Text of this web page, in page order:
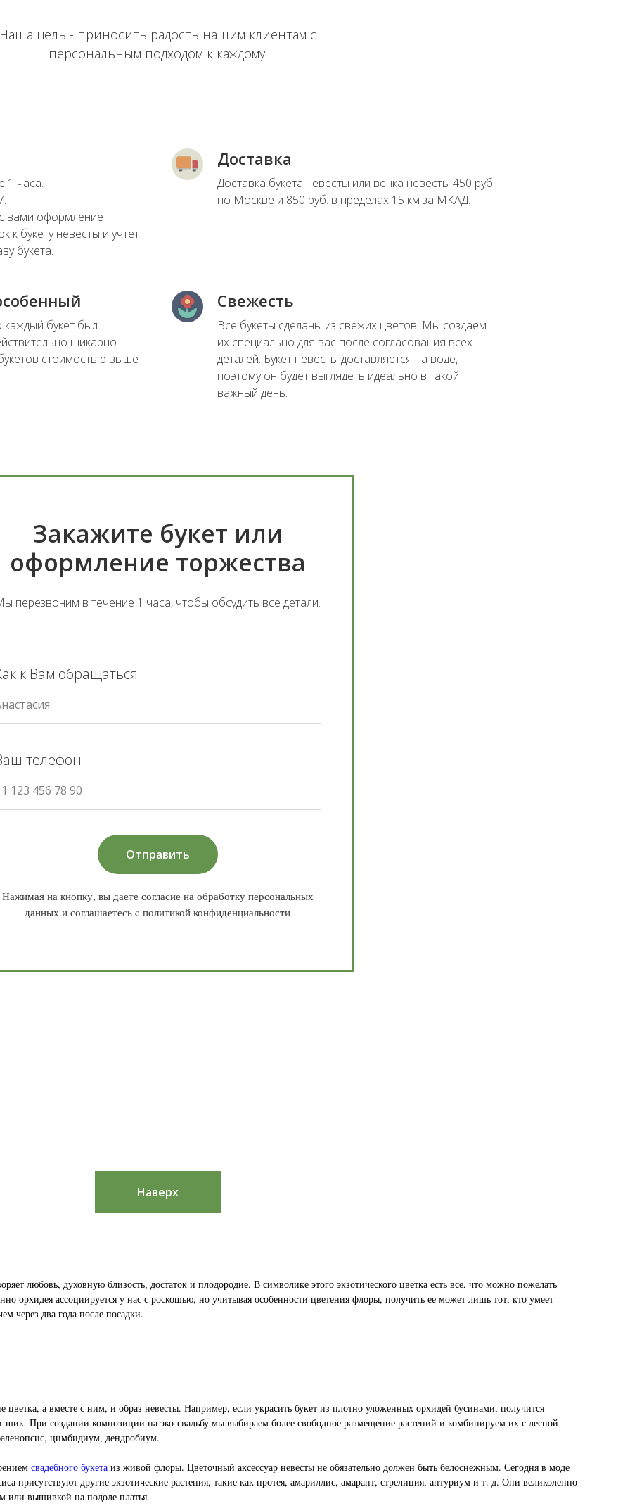
цель - приносить радость нашим клиентам с
персональным подходом к каждому.
1 часа.
вами оформление
к букету невесты и учтет
букета.
Доставка
Доставка букета невесты или венка невесты 450 руб.
по Москве и 850 руб. в пределах 15 км за МКАД.
букет был
шикарно.
стоимостью выше
Свежесть
Все букеты сделаны из свежих цветов. Мы создаем
их специально для вас после согласования всех
деталей. Букет невесты доставляется на воде,
поэтому он будет выглядеть идеально в такой
важный день.
Закажите букет или
оформление торжества
перезвоним в течение 1 часа, чтобы обсудить все детали.
к Вам обращаться
телефон
123 456 78 90
Отправить
Нажимая на кнопку, вы даете согласие на обработку персональных
данных и соглашаетесь c политикой конфиденциальности
Наверх
любовь, духовную близость, достаток и плодородие. В символике этого экзотического цветка есть все, что можно пожелать
орхидея ассоциируется у нас с роскошью, но учитывая особенности цветения флоры, получить ее может лишь тот, кто умеет
через два года после посадки.
цветка, а вместе с ним, и образ невесты. Например, если украсить букет из плотно уложенных орхидей бусинами, получится
При создании композиции на эко-свадьбу мы выбираем более свободное размещение растений и комбинируем их с лесной
цимбидиум, дендробиум.
свадебного букета из живой флоры. Цветочный аксессуар невесты не обязательно должен быть белоснежным. Сегодня в моде
присутствуют другие экзотические растения, такие как протея, амариллис, амарант, стрелиция, антуриум и т. д. Они великолепно
или вышивкой на подоле платья.